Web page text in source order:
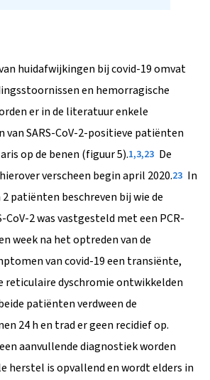
huidafwijkingen bij covid-19 omvat
en hemorragische
er in de literatuur enkele
van SARS-CoV-2-positieve patiënten
op de benen (figuur 5).1,3,23 De
verscheen begin april 2020.23 In
patiënten beschreven bij wie de
CoV-2 was vastgesteld met een PCR-
week na het optreden van de
van covid-19 een transiënte,
reticulaire dyschromie ontwikkelden
patiënten verdween de
24 h en trad er geen recidief op.
aanvullende diagnostiek worden
herstel is opvallend en wordt elders in